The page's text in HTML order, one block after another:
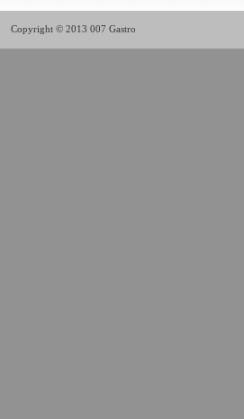
Copyright © 2013 007 Gastro